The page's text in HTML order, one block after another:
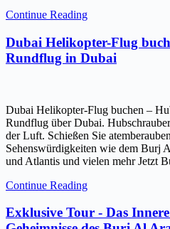
Continue Reading
Dubai Helikopter-Flug
Rundflug in Dubai
Dubai Helikopter-Flug buchen –
Rundflug über Dubai.
der Luft. Schießen Sie
Sehenswürdigkeiten wie dem Burj
und Atlantis und vielen mehr Jetzt
Continue Reading
Exklusive Tour - Das